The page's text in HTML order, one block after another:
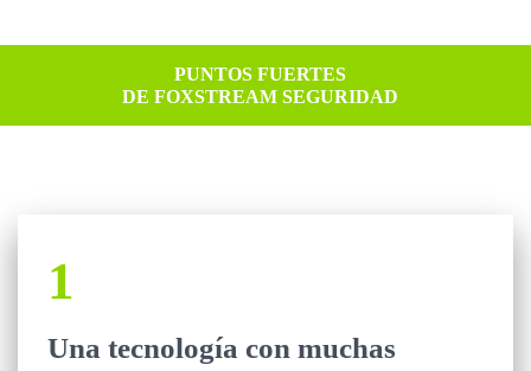
PUNTOS FUERTES
DE FOXSTREAM SEGURIDAD
1
Una tecnología con muchas